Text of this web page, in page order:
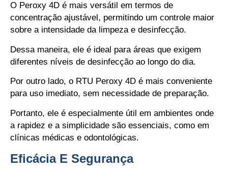
O Peroxy 4D é mais versátil em termos de
concentração ajustável, permitindo um controle maior
sobre a intensidade da limpeza e desinfecção.
Dessa maneira, ele é ideal para áreas que exigem
diferentes níveis de desinfecção ao longo do dia.
Por outro lado, o RTU Peroxy 4D é mais conveniente
para uso imediato, sem necessidade de preparação.
Portanto, ele é especialmente útil em ambientes onde
a rapidez e a simplicidade são essenciais, como em
clínicas médicas e odontológicas.
Eficácia E Segurança